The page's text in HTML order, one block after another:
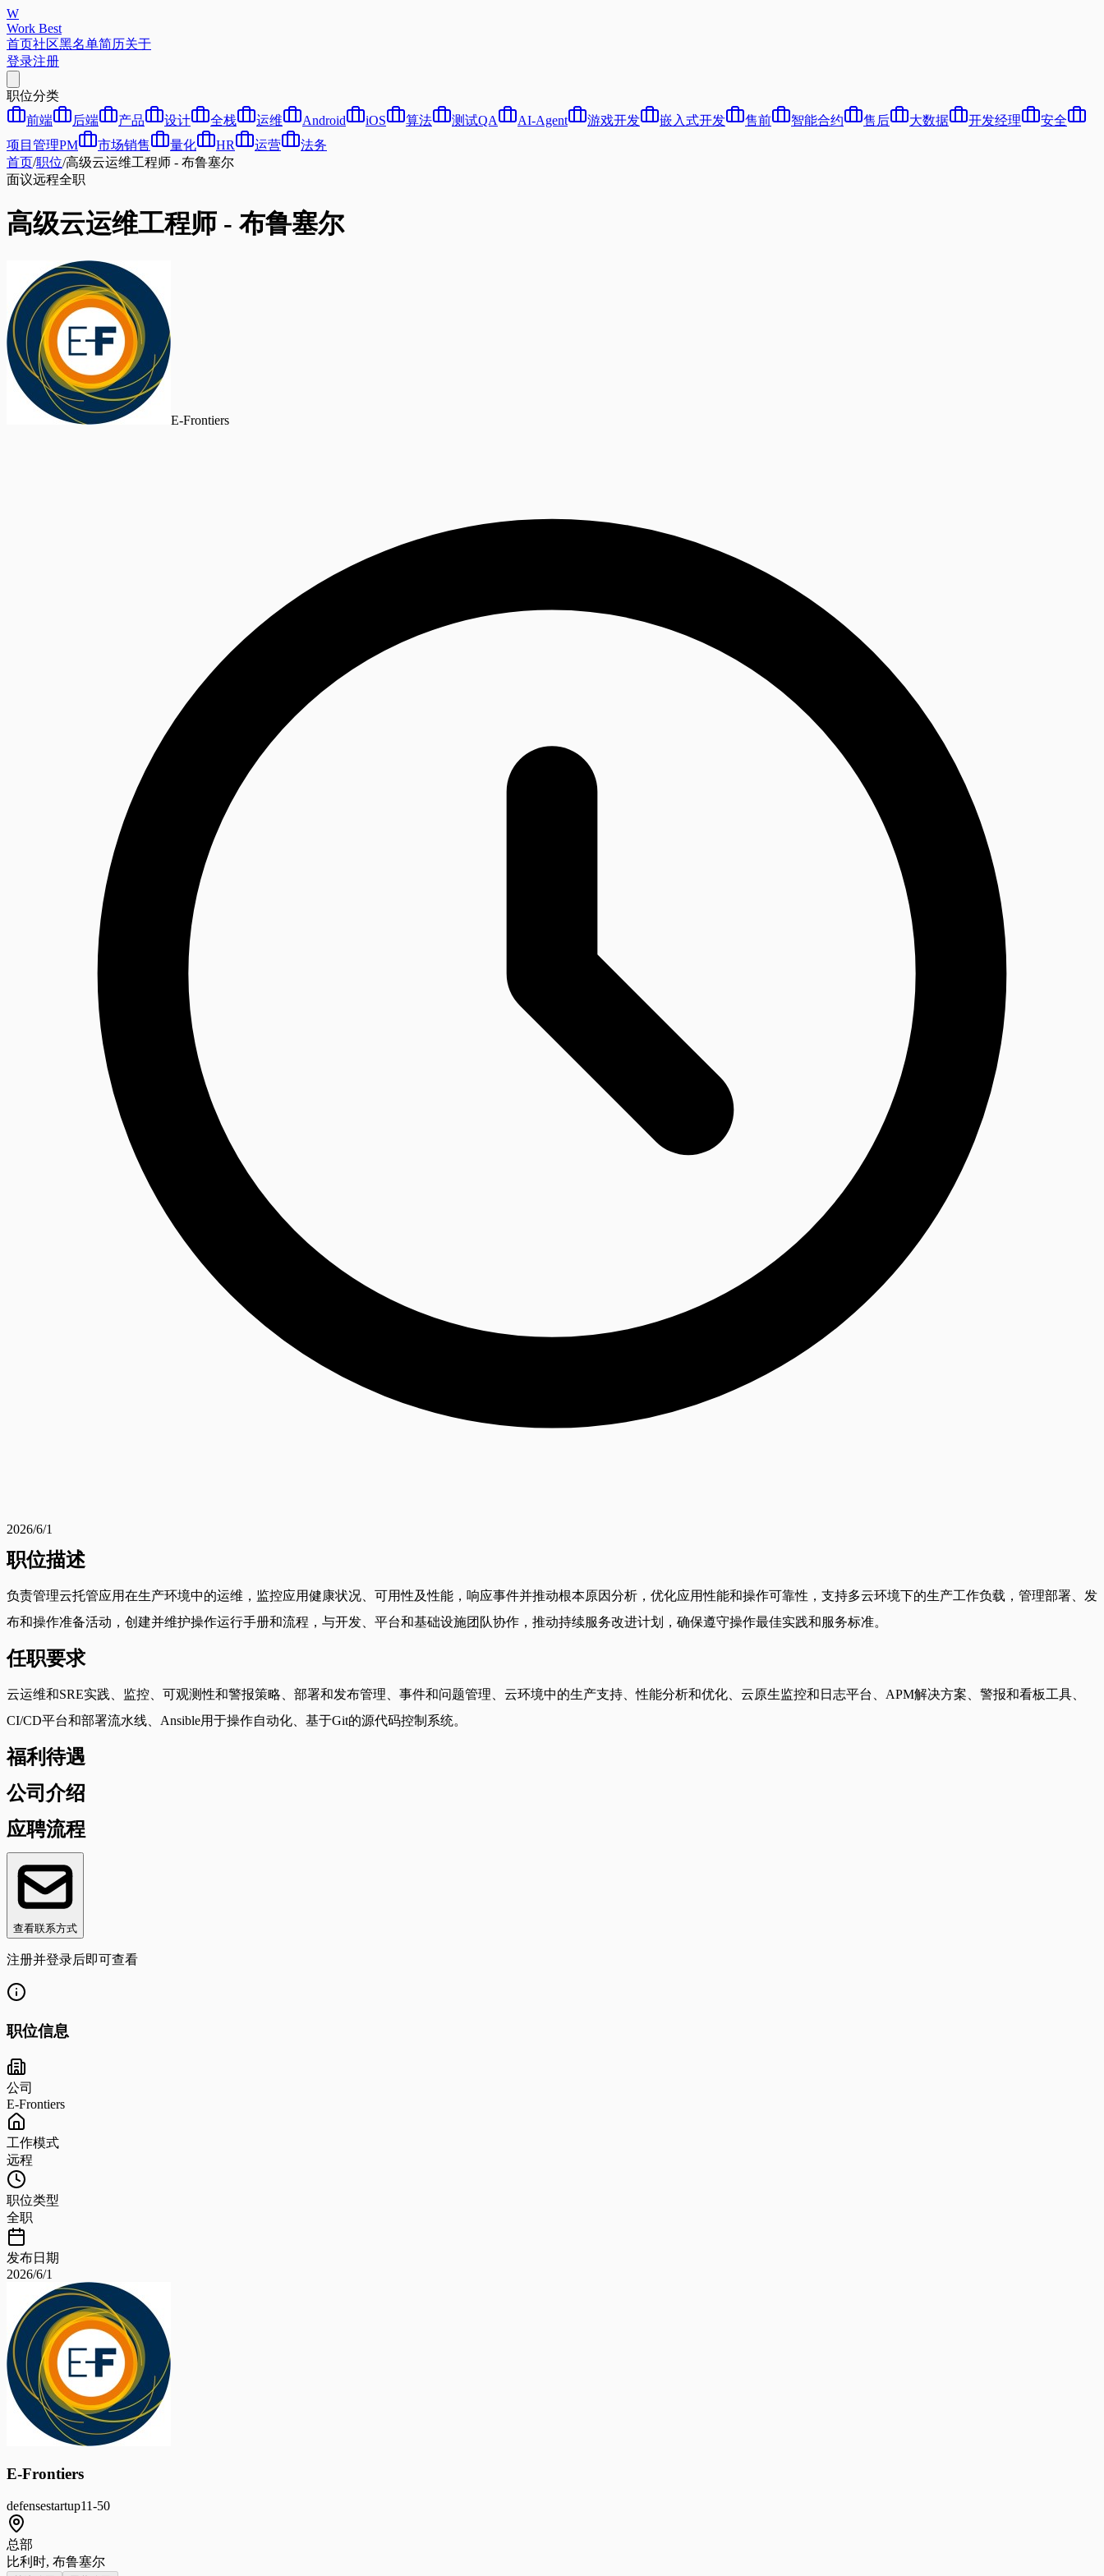
W
Work Best
首页社区黑名单简历关于
登录注册
职位分类
前端
后端 产品 设计 全栈 运维 Android iOS 算法 测试QA AI-Agent 游戏开发 嵌入式开发 售前 智能合约 售后 大数据 开发经理
安全
项目管理PM
市场销售 量化 HR 运营
法务
首页/职位/高级云运维工程师 - 布鲁塞尔
面议远程全职
高级云运维工程师 - 布鲁塞尔
E-Frontiers
2026/6/1
职位描述
负责管理云托管应用在生产环境中的运维，监控应用健康状况、可用性及性能，响应事件并推动根本原因分析，优化应用性能和操作可靠性，支持多云环境下的生产工作负载，管理部署、发
布和操作准备活动，创建并维护操作运行手册和流程，与开发、平台和基础设施团队协作，推动持续服务改进计划，确保遵守操作最佳实践和服务标准。
任职要求
云运维和SRE实践、监控、可观测性和警报策略、部署和发布管理、事件和问题管理、云环境中的生产支持、性能分析和优化、云原生监控和日志平台、APM解决方案、警报和看板工具、
CI/CD平台和部署流水线、Ansible用于操作自动化、基于Git的源代码控制系统。
福利待遇
公司介绍
应聘流程
查看联系方式
注册并登录后即可查看
职位信息
公司
E-Frontiers
工作模式
远程
职位类型
全职
发布日期
2026/6/1
E-Frontiers
defensestartup11-50
总部
比利时, 布鲁塞尔